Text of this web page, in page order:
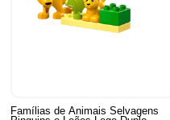
Famílias de Animais Selvagens